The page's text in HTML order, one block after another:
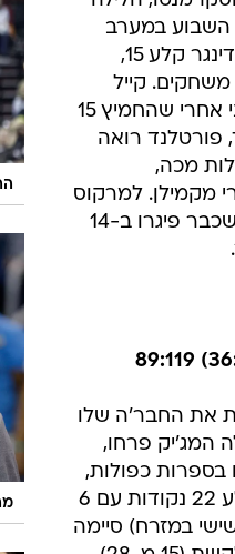
במזרח אחרי
ניצחונות
הלילה
השבוע במערב
משחקים. קייל
מכה,
מאז פיטורי מקמילן. למרקוס
אולדרידג' קלע 20 למפסידים, שכבר פיגרו ב-14